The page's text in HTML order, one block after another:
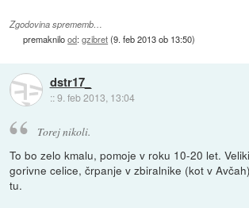
Zgodovina sprememb…
premaknilood:gzibret(9. feb 2013 ob 13:50)
dstr17_
::9. feb 2013, 13:04
Torej nikoli.
To bo zelo kmalu, pomoje v roku 10-20 let.
gorivne celice, črpanje v zbiralnike (kot v
tu.